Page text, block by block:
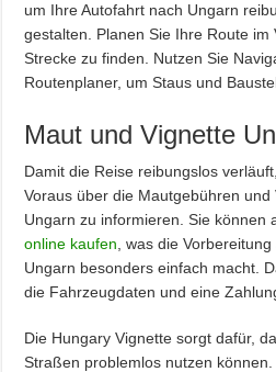
um Ihre Autofahrt nach Ungarn
gestalten. Planen Sie Ihre Route
Strecke zu finden. Nutzen Sie
Routenplaner, um Staus und
Maut und Vignette
Damit die Reise reibungslos
Voraus über die Mautgebühren
Ungarn zu informieren. Sie können
online kaufen , was die
Ungarn besonders einfach macht.
die Fahrzeugdaten und eine
Die Hungary Vignette sorgt dafür,
Straßen problemlos nutzen können.